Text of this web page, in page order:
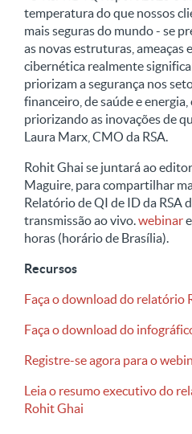
temperatura do que nossos
mais seguras do mundo - se
as novas estruturas, ameaças
cibernética realmente
priorizam a segurança nos
financeiro, de saúde e
priorizando as inovações de
Laura Marx, CMO da RSA.
Rohit Ghai se juntará ao
Maguire, para compartilhar
Relatório de QI de ID da RSA
transmissão ao vivo.webinar
horas (horário de Brasília).
Recursos
Faça o download do relatório
Faça o download do
Registre-se agora para o
Leia o resumo executivo do
Rohit Ghai